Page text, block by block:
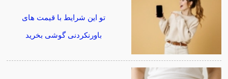
تو این شرایط با قیمت های
باورنکردنی گوشی بخرید